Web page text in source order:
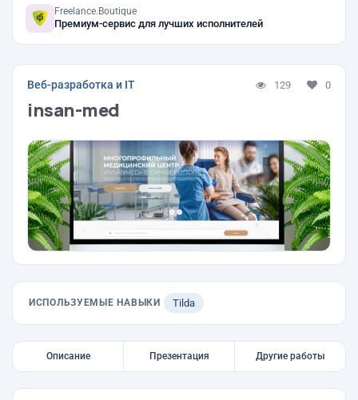
Freelance.Boutique
Премиум-сервис для лучших исполнителей
Веб-разработка и IT 129 0
insan-med
ИСПОЛЬЗУЕМЫЕ НАВЫКИ Tilda
Описание Презентация Другие работы